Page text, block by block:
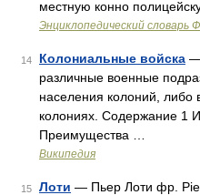
местную конно
Энциклопедический словарь
14 Колониальные войска —
различные военные
населения колоний,
колониях. Содержание 1
Преимущества …
Википедия
15 Лоти — Пьер Лоти фр.